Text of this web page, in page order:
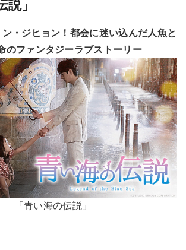
説」
・ジヒョン！都会に迷い込んだ人魚と
のファンタジーラブストーリー
「青い海の伝説」